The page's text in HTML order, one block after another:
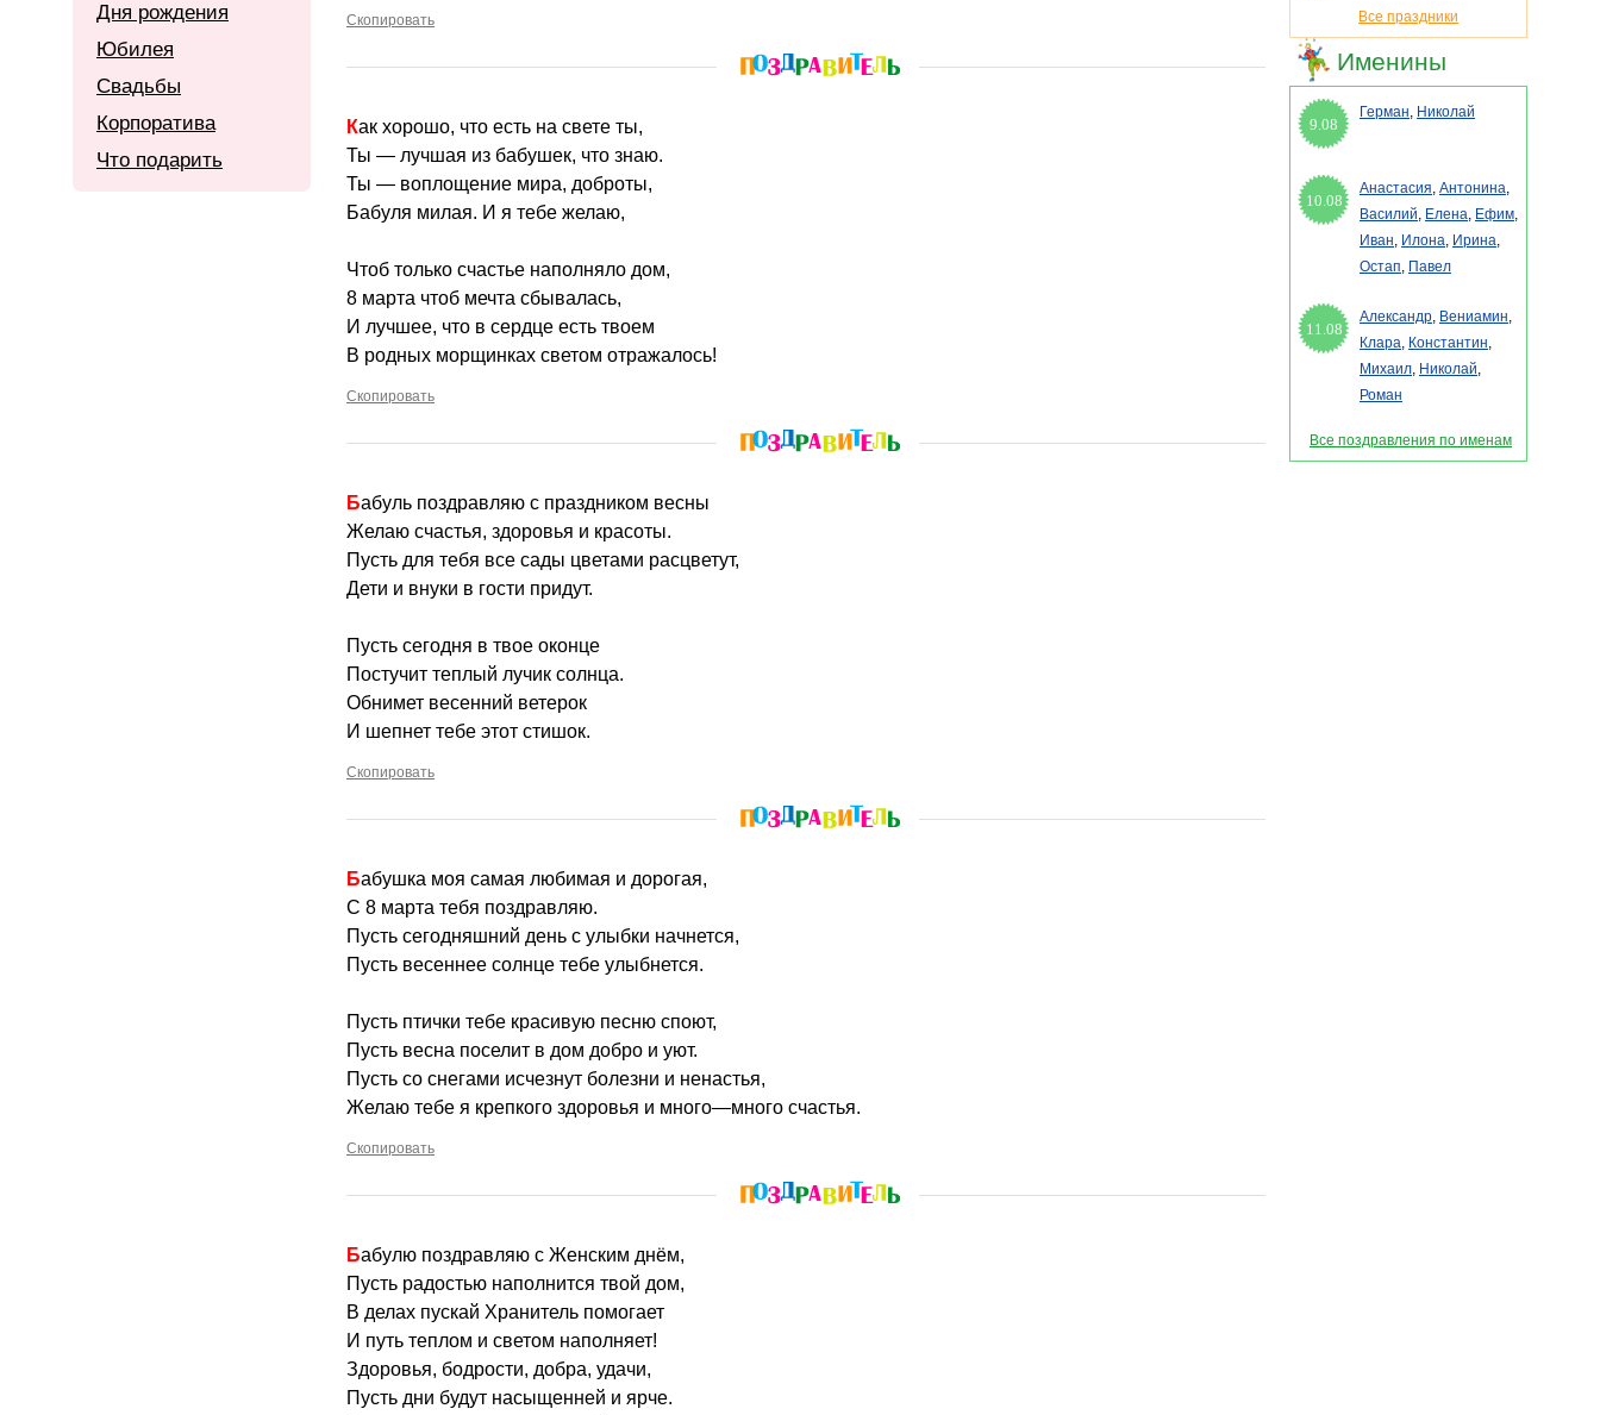
Скопировать
Как хорошо, что есть на свете ты,
Ты — лучшая из бабушек, что знаю.
Ты — воплощение мира, доброты,
Бабуля милая. И я тебе желаю,
Чтоб только счастье наполняло дом,
8 марта чтоб мечта сбывалась,
И лучшее, что в сердце есть твоем
В родных морщинках светом отражалось!
Скопировать
Бабуль поздравляю с праздником весны
Желаю счастья, здоровья и красоты.
Пусть для тебя все сады цветами расцветут,
Дети и внуки в гости придут.
Пусть сегодня в твое оконце
Постучит теплый лучик солнца.
Обнимет весенний ветерок
И шепнет тебе этот стишок.
Скопировать
Бабушка моя самая любимая и дорогая,
С 8 марта тебя поздравляю.
Пусть сегодняшний день с улыбки начнется,
Пусть весеннее солнце тебе улыбнется.
Пусть птички тебе красивую песню споют,
Пусть весна поселит в дом добро и уют.
Пусть со снегами исчезнут болезни и ненастья,
Желаю тебе я крепкого здоровья и много—много счастья.
Скопировать
Бабулю поздравляю с Женским днём,
Пусть радостью наполнится твой дом,
В делах пускай Хранитель помогает
И путь теплом и светом наполняет!
Здоровья, бодрости, добра, удачи,
Пусть дни будут насыщенней и ярче.
Дня рождения
Юбилея
Свадьбы
Корпоратива
Что подарить
Все праздники
Именины
9.08
Герман, Николай
10.08
Анастасия, Антонина,
Василий, Елена, Ефим,
Иван, Илона, Ирина,
Остап, Павел
11.08
Александр, Вениамин,
Клара, Константин,
Михаил, Николай,
Роман
Все поздравления по именам